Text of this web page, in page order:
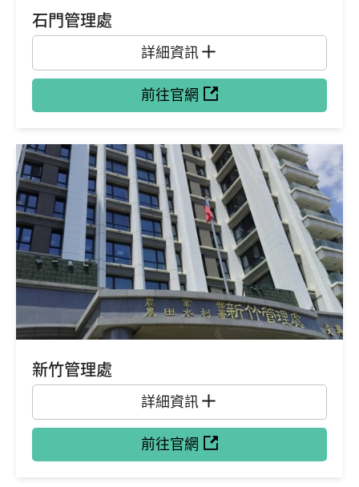
石門管理處
詳細資訊
前往官網
新竹管理處
詳細資訊
前往官網